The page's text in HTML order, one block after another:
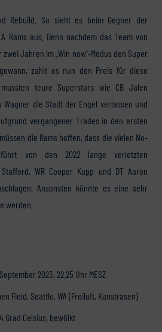
Rebuild. So sieht es beim Gegner der
Rams aus. Denn nachdem das Team von
zwei Jahren im „Win now“-Modus den Super
zahlt es nun den Preis für diese
teure Superstars wie CB Jalen
Wagner die Stadt der Engel verlassen und
vergangener Trades in den ersten
die Rams hoffen, dass die vielen No-
von den 2022 lange verletzten
WR Cooper Kupp und DT Aaron
Ansonsten könnte es eine sehr
werden.
2023, 22.25 Uhr MESZ
Field, Seattle, WA (Freiluft, Kunstrasen)
Grad Celsius, bewölkt